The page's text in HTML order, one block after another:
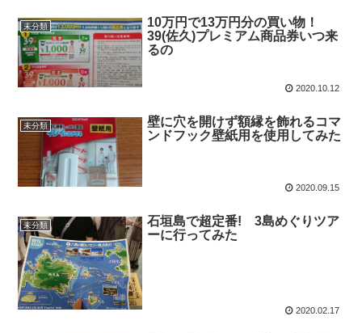
未分類
10万円で13万円分の買い物！
39(佐久)プレミアム商品券いつ来
るの
2020.10.12
未分類
壁に穴を開けず額縁を飾れるコマ
ンドフック壁紙用を使用してみた
2020.09.15
未分類
石垣島で超定番! 3島めぐりツア
ーに行ってみた
2020.02.17